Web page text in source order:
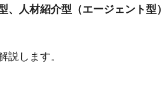
人材紹介型（エージェント型）
します。